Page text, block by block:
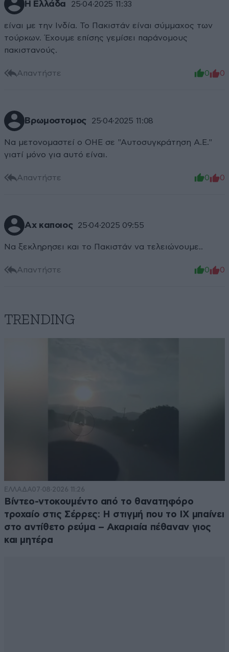
H Ελλάδα 25·04·2025 11:33
είναι με την Ινδία. Το Πακιστάν είναι σύμμαχος των
τούρκων. Έχουμε επίσης γεμίσει παράνομους
πακιστανούς.
Απαντήστε 0 0
Βρωμοστομος 25·04·2025 11:08
Να μετονομαστεί ο ΟΗΕ σε "Αυτοσυγκράτηση Α.Ε."
γιατί μόνο για αυτό είναι.
Απαντήστε 0 0
Αχ καποιος 25·04·2025 09:55
Να ξεκληρησει και το Πακιστάν να τελειώνουμε..
Απαντήστε 0 0
TRENDING
ΕΛΛΑΔΑ07·08·2026 11:26
Βίντεο-ντοκουμέντο από το θανατηφόρο
τροχαίο στις Σέρρες: Η στιγμή που το ΙΧ μπαίνει
στο αντίθετο ρεύμα – Ακαριαία πέθαναν γιος
και μητέρα